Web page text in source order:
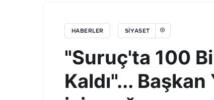
HABERLER SIYASET
"Suruç'ta 100
Kaldı"...